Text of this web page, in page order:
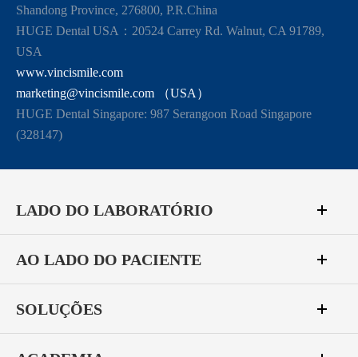
Shandong Province, 276800, P.R.China
HUGE Dental USA：20524 Carrey Rd. Walnut, CA 91789,
USA
www.vincismile.com
marketing@vincismile.com （USA）
HUGE Dental Singapore: 987 Serangoon Road Singapore
(328147)
LADO DO LABORATÓRIO
AO LADO DO PACIENTE
SOLUÇÕES